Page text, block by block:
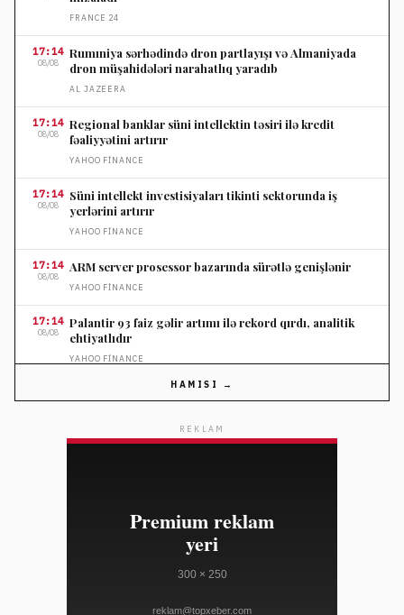
FRANCE 24
17:14
08/08
Rumıniya sərhədində dron partlayışı və Almaniyada
dron müşahidələri narahatlıq yaradıb
AL JAZEERA
17:14
08/08
Regional banklar süni intellektin təsiri ilə kredit
fəaliyyətini artırır
YAHOO FINANCE
17:14
08/08
Süni intellekt investisiyaları tikinti sektorunda iş
yerlərini artırır
YAHOO FINANCE
17:14
08/08
ARM server prosessor bazarında sürətlə genişlənir
YAHOO FINANCE
17:14
08/08
Palantir 93 faiz gəlir artımı ilə rekord qırdı, analitik
ehtiyatlıdır
YAHOO FINANCE
08/08
Atletiko Madrid Alvarezin transferinə icazə verməyəcək
təhlükəsizlik üçün müqavilə imzalayıb
HAMISI →
REKLAM